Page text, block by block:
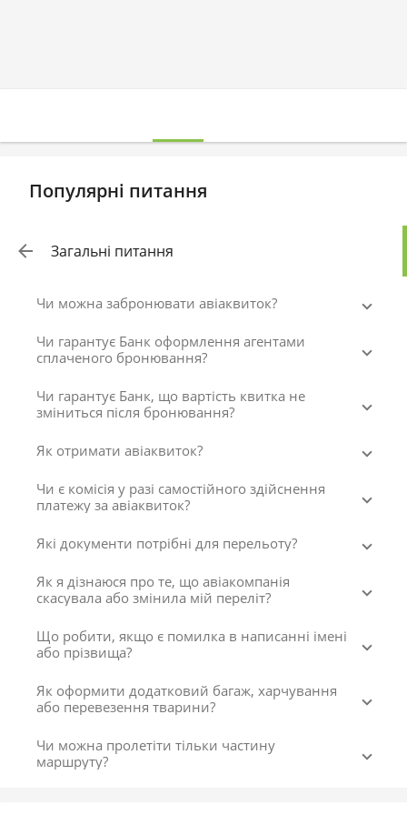
Популярні питання
Загальні питання
Чи можна забронювати авіаквиток?
Чи гарантує Банк оформлення агентами
сплаченого бронювання?
Чи гарантує Банк, що вартість квитка не
зміниться після бронювання?
Як отримати авіаквиток?
Чи є комісія у разі самостійного здійснення
платежу за авіаквиток?
Які документи потрібні для перельоту?
Як я дізнаюся про те, що авіакомпанія
скасувала або змінила мій переліт?
Що робити, якщо є помилка в написанні імені
або прізвища?
Як оформити додатковий багаж, харчування
або перевезення тварини?
Чи можна пролетіти тільки частину
маршруту?